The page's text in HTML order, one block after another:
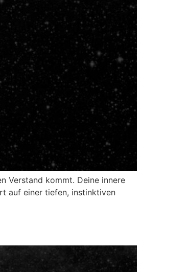
Verstand kommt. Deine innere
auf einer tiefen, instinktiven